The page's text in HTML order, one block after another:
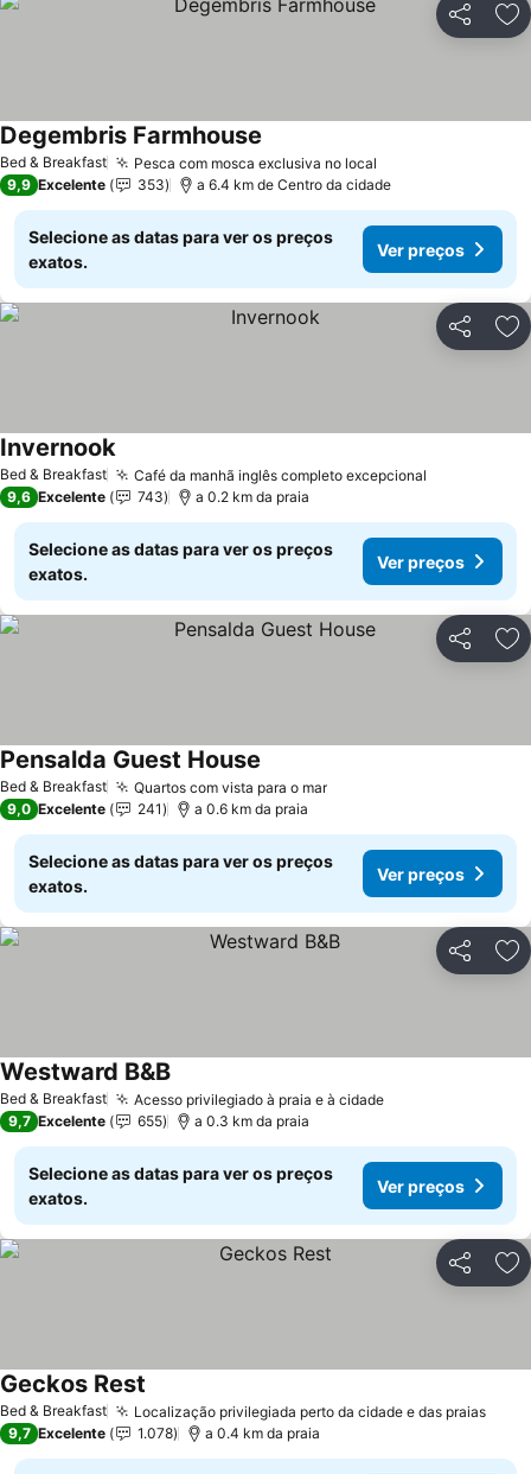
Partilhar
Bed & Breakfast Pesca com mosca exclusiva no local
Degembris Farmhouse
9,9 Excelente 353 a 6.4 km de Centro da cidade
Selecione as datas para ver os preços
exatos.
Ver preços
Partilhar
Bed & Breakfast Café da manhã inglês completo excepcional
Invernook
9,6 Excelente 743 a 0.2 km da praia
Selecione as datas para ver os preços
exatos.
Ver preços
Partilhar
Bed & Breakfast Quartos com vista para o mar
Pensalda Guest House
9,0 Excelente 241 a 0.6 km da praia
Selecione as datas para ver os preços
exatos.
Ver preços
Partilhar
Bed & Breakfast Acesso privilegiado à praia e à cidade
Westward B&B
9,7 Excelente 655 a 0.3 km da praia
Selecione as datas para ver os preços
exatos.
Ver preços
Partilhar
Bed & Breakfast Localização privilegiada perto da cidade e das praias
Geckos Rest
9,7 Excelente 1.078 a 0.4 km da praia